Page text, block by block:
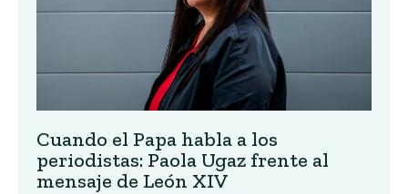
Cuando el Papa habla a los
periodistas: Paola Ugaz frente al
mensaje de León XIV